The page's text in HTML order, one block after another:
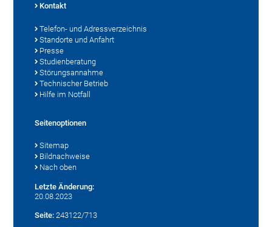
Kontakt
Telefon- und Adressverzeichnis
Standorte und Anfahrt
Presse
Studienberatung
Störungsannahme
Technischer Betrieb
Hilfe im Notfall
Seitenoptionen
Sitemap
Bildnachweise
Nach oben
Letzte Änderung:
20.08.2023
Seite: 243122/713